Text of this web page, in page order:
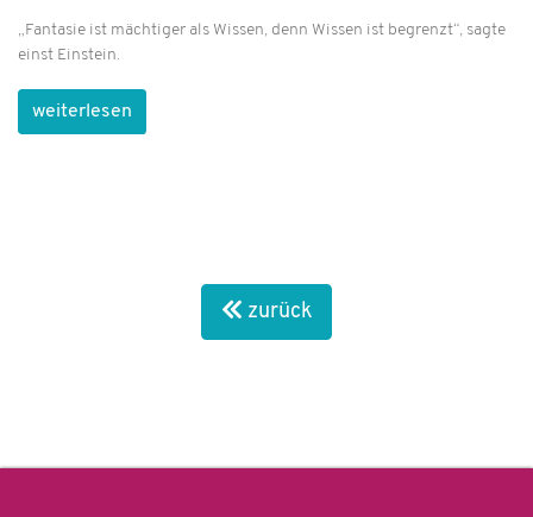
„Fantasie ist mächtiger als Wissen, denn Wissen ist begrenzt“, sagte
einst Einstein.
weiterlesen
zurück